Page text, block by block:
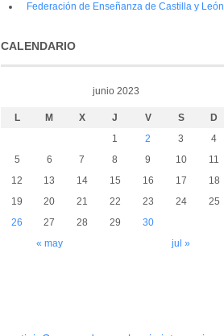
Federación de Enseñanza de Castilla y León
CALENDARIO
junio 2023
L M X J V S D
« may jul »
1 2 3
4
5
6 7 8 9 10
11
12
13 14 15 16 17
18
19
20 21 22 23 24
25
26
27 28 29 30